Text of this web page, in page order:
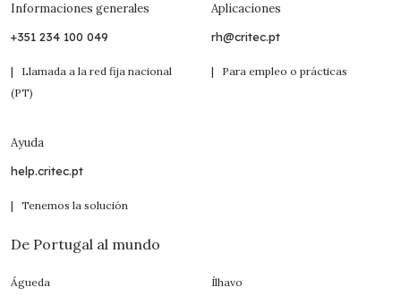
Informaciones generales
+351 234 100 049
| Llamada a la red fija nacional
(PT)
Aplicaciones
rh@critec.pt
| Para empleo o prácticas
Ayuda
help.critec.pt
| Tenemos la solución
De Portugal al mundo
Águeda
Ílhavo